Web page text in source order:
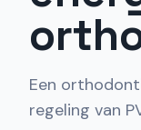
Een
regeling van